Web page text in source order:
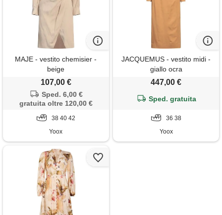
MAJE - vestito chemisier -
beige
107,00 €
Sped. 6,00 €
gratuita oltre 120,00 €
38 40 42
Yoox
JACQUEMUS - vestito midi -
giallo ocra
447,00 €
Sped. gratuita
36 38
Yoox